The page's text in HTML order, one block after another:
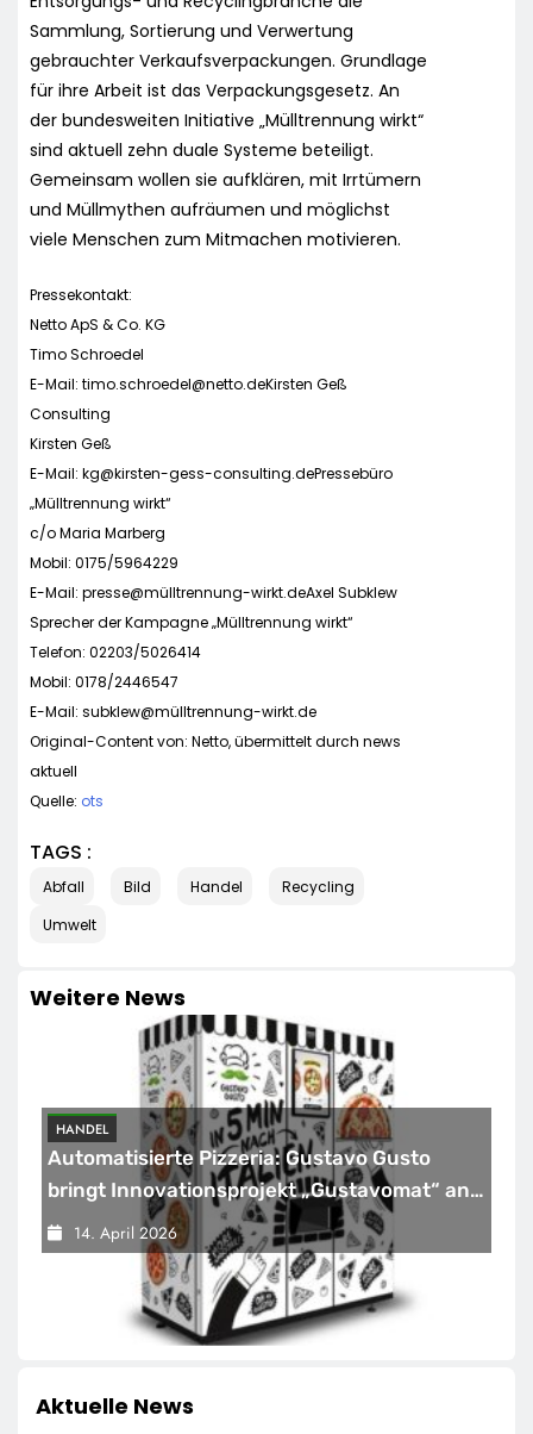
Sammlung, Sortierung und Verwertung
gebrauchter Verkaufsverpackungen. Grundlage
für ihre Arbeit ist das Verpackungsgesetz. An
der bundesweiten Initiative „Mülltrennung wirkt“
sind aktuell zehn duale Systeme beteiligt.
Gemeinsam wollen sie aufklären, mit Irrtümern
und Müllmythen aufräumen und möglichst
viele Menschen zum Mitmachen motivieren.
Pressekontakt:
Netto ApS & Co. KG
Timo Schroedel
E-Mail: timo.schroedel@netto.deKirsten Geß
Consulting
Kirsten Geß
E-Mail: kg@kirsten-gess-consulting.dePressebüro
„Mülltrennung wirkt“
c/o Maria Marberg
Mobil: 0175/5964229
E-Mail: presse@mülltrennung-wirkt.deAxel Subklew
Sprecher der Kampagne „Mülltrennung wirkt“
Telefon: 02203/5026414
Mobil: 0178/2446547
E-Mail: subklew@mülltrennung-wirkt.de
Original-Content von: Netto, übermittelt durch news
aktuell
Quelle: ots
TAGS :
Abfall Bild Handel
Recycling
Umwelt
Weitere News
HANDEL
Automatisierte Pizzeria: Gustavo Gusto
bringt Innovationsprojekt „Gustavomat“ an
den Start
14. April 2026
Aktuelle News